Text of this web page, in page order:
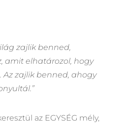
zajlik benned,
amit elhatározol, hogy
zajlik benned, ahogy
az EGYSÉG mély,